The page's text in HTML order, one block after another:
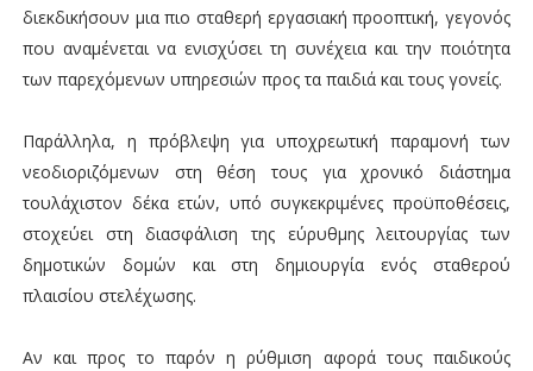
διεκδικήσουν μια πιο σταθερή εργασιακή προοπτική, γεγονός
που αναμένεται να ενισχύσει τη συνέχεια και την ποιότητα
των παρεχόμενων υπηρεσιών προς τα παιδιά και τους γονείς.
Παράλληλα, η πρόβλεψη για υποχρεωτική παραμονή των
νεοδιοριζόμενων στη θέση τους για χρονικό διάστημα
τουλάχιστον δέκα ετών, υπό συγκεκριμένες προϋποθέσεις,
στοχεύει στη διασφάλιση της εύρυθμης λειτουργίας των
δημοτικών δομών και στη δημιουργία ενός σταθερού
πλαισίου στελέχωσης.
Αν και προς το παρόν η ρύθμιση αφορά τους παιδικούς